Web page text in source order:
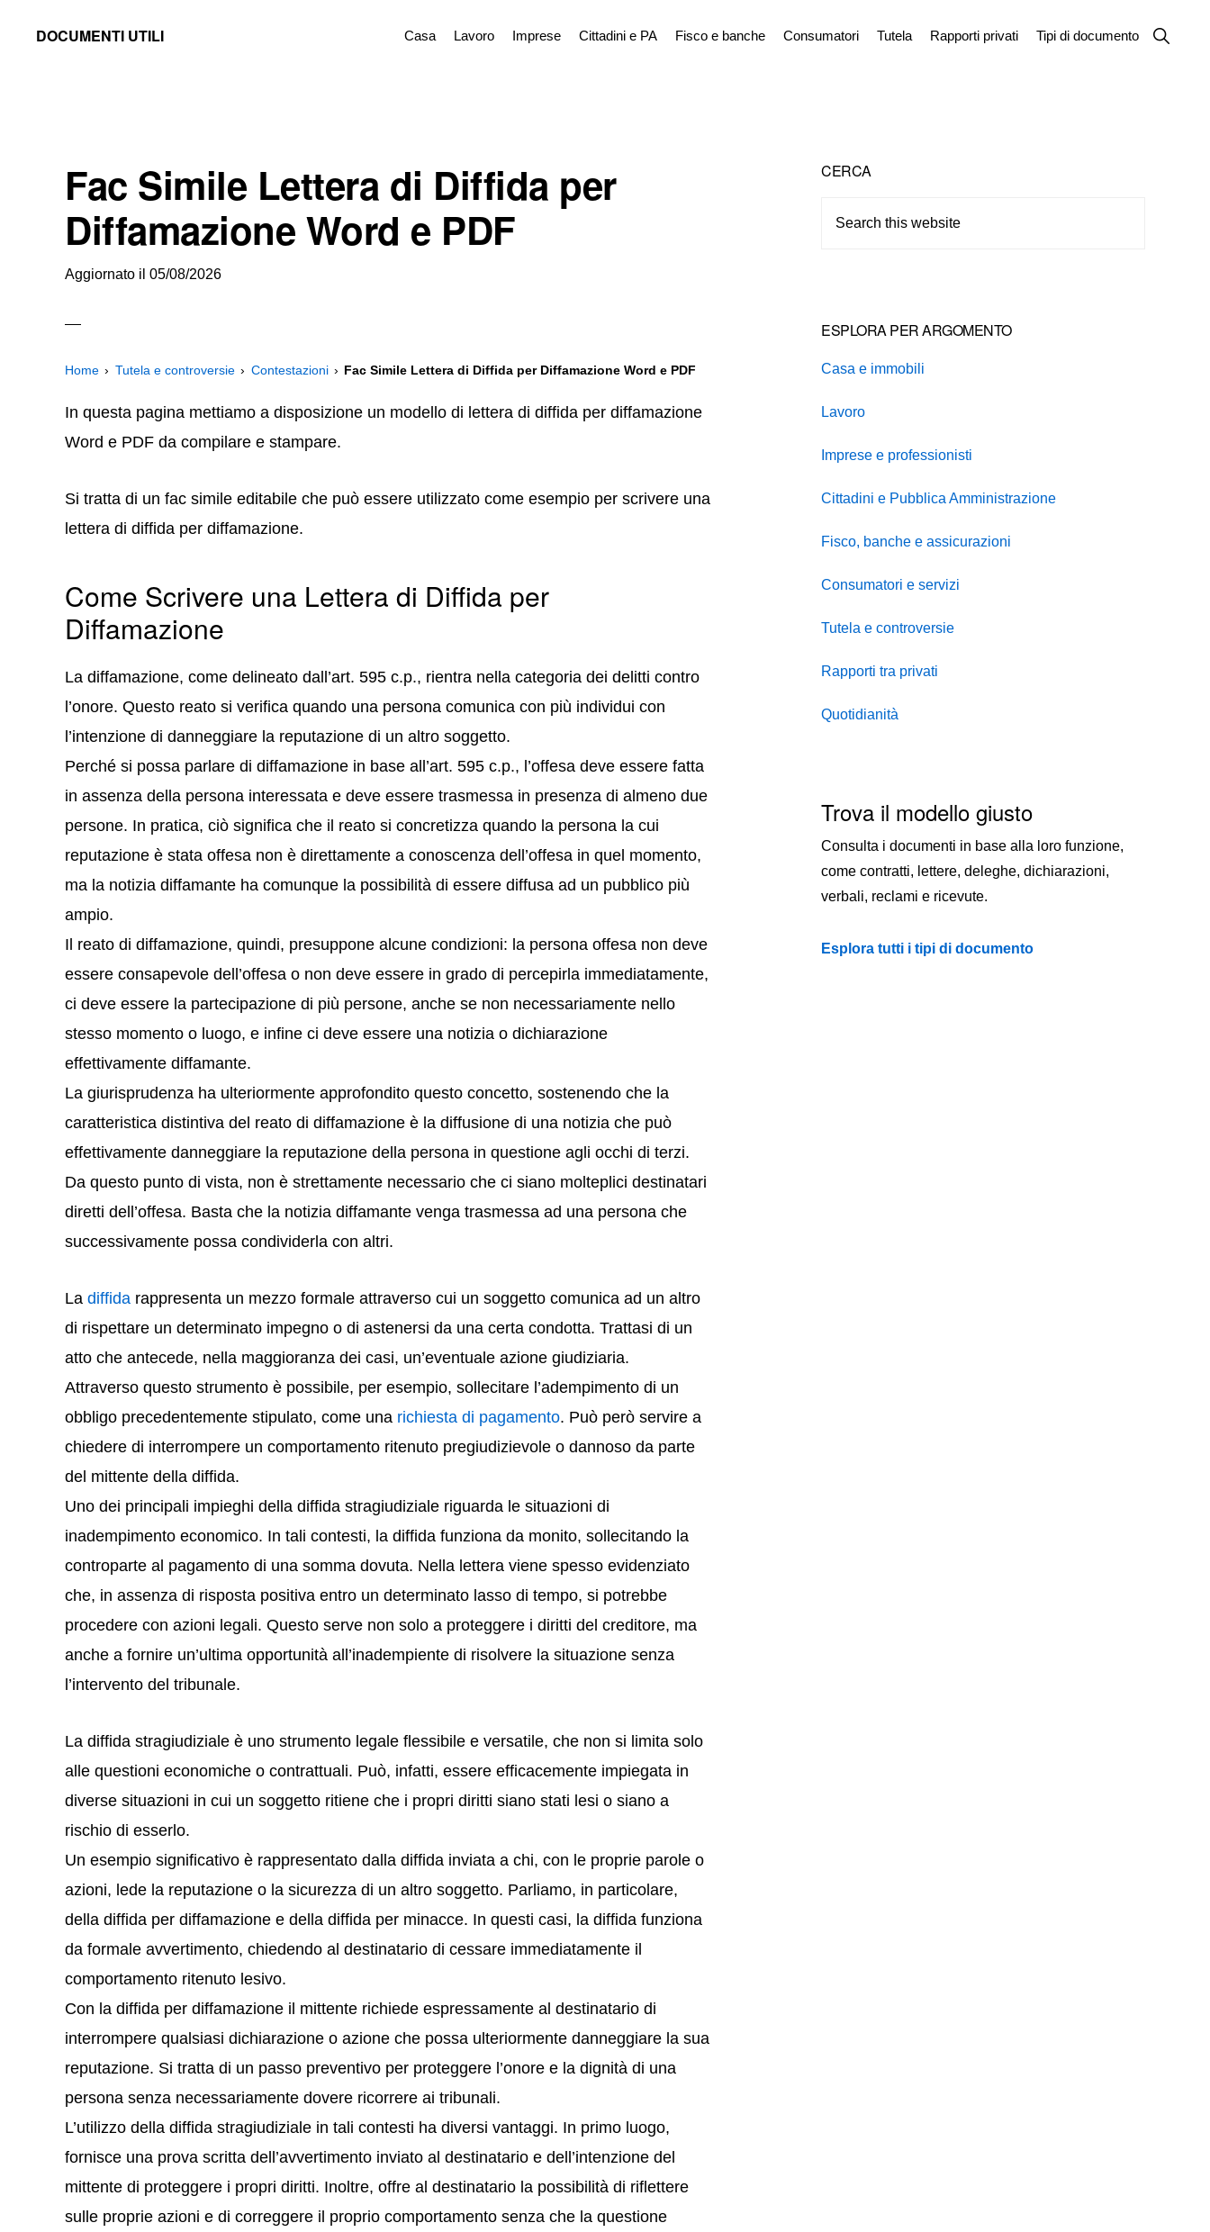
DOCUMENTI UTILI
Stampare
Casa Lavoro Imprese Cittadini e PA Fisco e banche Consumatori Tutela Rapporti privati Tipi di documento
Show
Search
Fac Simile Lettera di Diffida per
Diffamazione Word e PDF
Aggiornato il 05/08/2026
Home Tutela e controversie Contestazioni Fac Simile Lettera di Diffida per Diffamazione Word e PDF
In questa pagina mettiamo a disposizione un modello di lettera di diffida per diffamazione
Word e PDF da compilare e stampare.
Si tratta di un fac simile editabile che può essere utilizzato come esempio per scrivere una
lettera di diffida per diffamazione.
Come Scrivere una Lettera di Diffida per
Diffamazione
La diffamazione, come delineato dall’art. 595 c.p., rientra nella categoria dei delitti contro
l’onore. Questo reato si verifica quando una persona comunica con più individui con
l’intenzione di danneggiare la reputazione di un altro soggetto.
Perché si possa parlare di diffamazione in base all’art. 595 c.p., l’offesa deve essere fatta
in assenza della persona interessata e deve essere trasmessa in presenza di almeno due
persone. In pratica, ciò significa che il reato si concretizza quando la persona la cui
reputazione è stata offesa non è direttamente a conoscenza dell’offesa in quel momento,
ma la notizia diffamante ha comunque la possibilità di essere diffusa ad un pubblico più
ampio.
Il reato di diffamazione, quindi, presuppone alcune condizioni: la persona offesa non deve
essere consapevole dell’offesa o non deve essere in grado di percepirla immediatamente,
ci deve essere la partecipazione di più persone, anche se non necessariamente nello
stesso momento o luogo, e infine ci deve essere una notizia o dichiarazione
effettivamente diffamante.
La giurisprudenza ha ulteriormente approfondito questo concetto, sostenendo che la
caratteristica distintiva del reato di diffamazione è la diffusione di una notizia che può
effettivamente danneggiare la reputazione della persona in questione agli occhi di terzi.
Da questo punto di vista, non è strettamente necessario che ci siano molteplici destinatari
diretti dell’offesa. Basta che la notizia diffamante venga trasmessa ad una persona che
successivamente possa condividerla con altri.
La diffida rappresenta un mezzo formale attraverso cui un soggetto comunica ad un altro
di rispettare un determinato impegno o di astenersi da una certa condotta. Trattasi di un
atto che antecede, nella maggioranza dei casi, un’eventuale azione giudiziaria.
Attraverso questo strumento è possibile, per esempio, sollecitare l’adempimento di un
obbligo precedentemente stipulato, come una richiesta di pagamento. Può però servire a
chiedere di interrompere un comportamento ritenuto pregiudizievole o dannoso da parte
del mittente della diffida.
Uno dei principali impieghi della diffida stragiudiziale riguarda le situazioni di
inadempimento economico. In tali contesti, la diffida funziona da monito, sollecitando la
controparte al pagamento di una somma dovuta. Nella lettera viene spesso evidenziato
che, in assenza di risposta positiva entro un determinato lasso di tempo, si potrebbe
procedere con azioni legali. Questo serve non solo a proteggere i diritti del creditore, ma
anche a fornire un’ultima opportunità all’inadempiente di risolvere la situazione senza
l’intervento del tribunale.
La diffida stragiudiziale è uno strumento legale flessibile e versatile, che non si limita solo
alle questioni economiche o contrattuali. Può, infatti, essere efficacemente impiegata in
diverse situazioni in cui un soggetto ritiene che i propri diritti siano stati lesi o siano a
rischio di esserlo.
Un esempio significativo è rappresentato dalla diffida inviata a chi, con le proprie parole o
azioni, lede la reputazione o la sicurezza di un altro soggetto. Parliamo, in particolare,
della diffida per diffamazione e della diffida per minacce. In questi casi, la diffida funziona
da formale avvertimento, chiedendo al destinatario di cessare immediatamente il
comportamento ritenuto lesivo.
Con la diffida per diffamazione il mittente richiede espressamente al destinatario di
interrompere qualsiasi dichiarazione o azione che possa ulteriormente danneggiare la sua
reputazione. Si tratta di un passo preventivo per proteggere l’onore e la dignità di una
persona senza necessariamente dovere ricorrere ai tribunali.
L’utilizzo della diffida stragiudiziale in tali contesti ha diversi vantaggi. In primo luogo,
fornisce una prova scritta dell’avvertimento inviato al destinatario e dell’intenzione del
mittente di proteggere i propri diritti. Inoltre, offre al destinatario la possibilità di riflettere
sulle proprie azioni e di correggere il proprio comportamento senza che la questione
Primary
Sidebar
CERCA
ESPLORA PER ARGOMENTO
Casa e immobili
Lavoro
Imprese e professionisti
Cittadini e Pubblica Amministrazione
Fisco, banche e assicurazioni
Consumatori e servizi
Tutela e controversie
Rapporti tra privati
Quotidianità
Trova il modello giusto
Consulta i documenti in base alla loro funzione,
come contratti, lettere, deleghe, dichiarazioni,
verbali, reclami e ricevute.
Esplora tutti i tipi di documento